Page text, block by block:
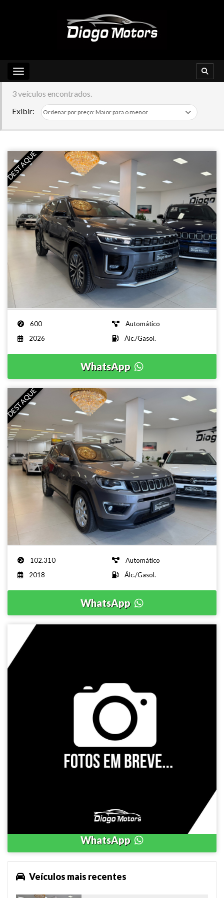
Toggle navigation
3 veículos encontrados.
Exibir:
DESTAQUE
Jeep - CommanderOverland T270 1.3 TB Flex Aut. -
R$ 252.000,00
600
Automático
2026
Álc./Gasol.
WhatsApp
DESTAQUE
Jeep - CompassSPORT F - 2018
R$ 82.900,00
102.310
Automático
2018
Álc./Gasol.
WhatsApp
Jeep - Renegade Longitude 1.8 Automática - 2016
R$ 67.900,00
Álc./Gasol.
WhatsApp
Veículos mais recentes